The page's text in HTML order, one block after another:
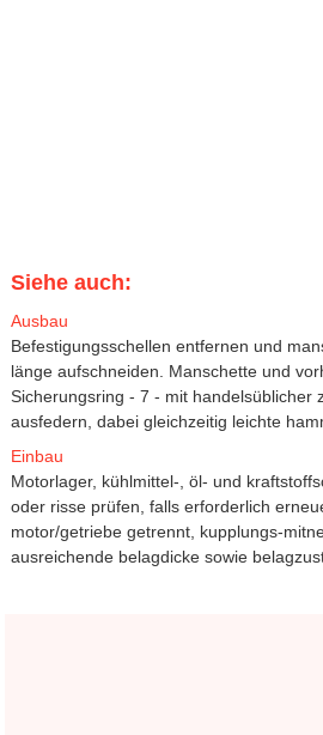
Siehe auch:
Ausbau
Befestigungsschellen entfernen und
länge aufschneiden. Manschette und
Sicherungsring - 7 - mit handelsüblicher
ausfedern, dabei gleichzeitig leichte
Einbau
Motorlager, kühlmittel-, öl- und
oder risse prüfen, falls erforderlich
motor/getriebe getrennt, kupplungs-
ausreichende belagdicke sowie